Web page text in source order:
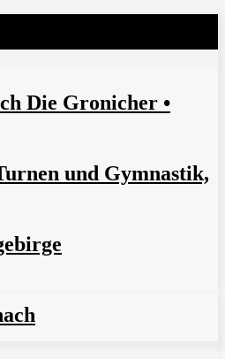
Die Gronicher •
und Gymnastik,